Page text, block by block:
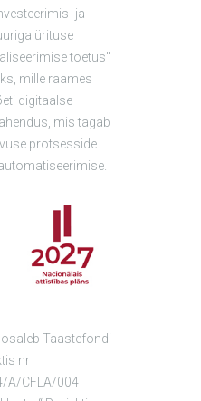
ja
ürituse
toetus"
mille raames
digitaalse
mis tagab
protsesside
osaleb Taastefondi
nr
A/CFLA/004